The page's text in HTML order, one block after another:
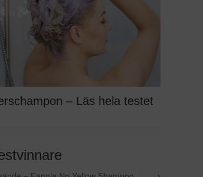
– Läs hela testet